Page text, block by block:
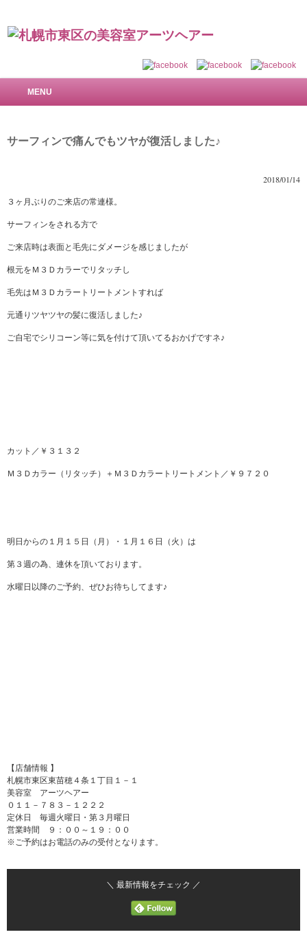
MENU
サーフィンで痛んでもツヤが復活しました♪
2018/01/14
３ヶ月ぶりのご来店の常連様。
サーフィンをされる方で
ご来店時は表面と毛先にダメージを感じましたが
根元をＭ３Ｄカラーでリタッチし
毛先はＭ３Ｄカラートリートメントすれば
元通りツヤツヤの髪に復活しました♪
ご自宅でシリコーン等に気を付けて頂いてるおかげですネ♪
カット／￥３１３２
Ｍ３Ｄカラー（リタッチ）＋Ｍ３Ｄカラートリートメント／￥９７２０
明日からの１月１５日（月）・１月１６日（火）は
第３週の為、連休を頂いております。
水曜日以降のご予約、ぜひお待ちしてます♪
【店舗情報 】
札幌市東区東苗穂４条１丁目１－１
美容室 アーツヘアー
０１１－７８３－１２２２
定休日 毎週火曜日・第３月曜日
営業時間 ９：００～１９：００
※ご予約はお電話のみの受付となります。
＼ 最新情報をチェック ／